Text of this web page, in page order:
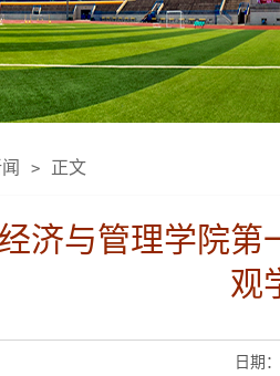
> 正文
经济与管理学院第
观
日期